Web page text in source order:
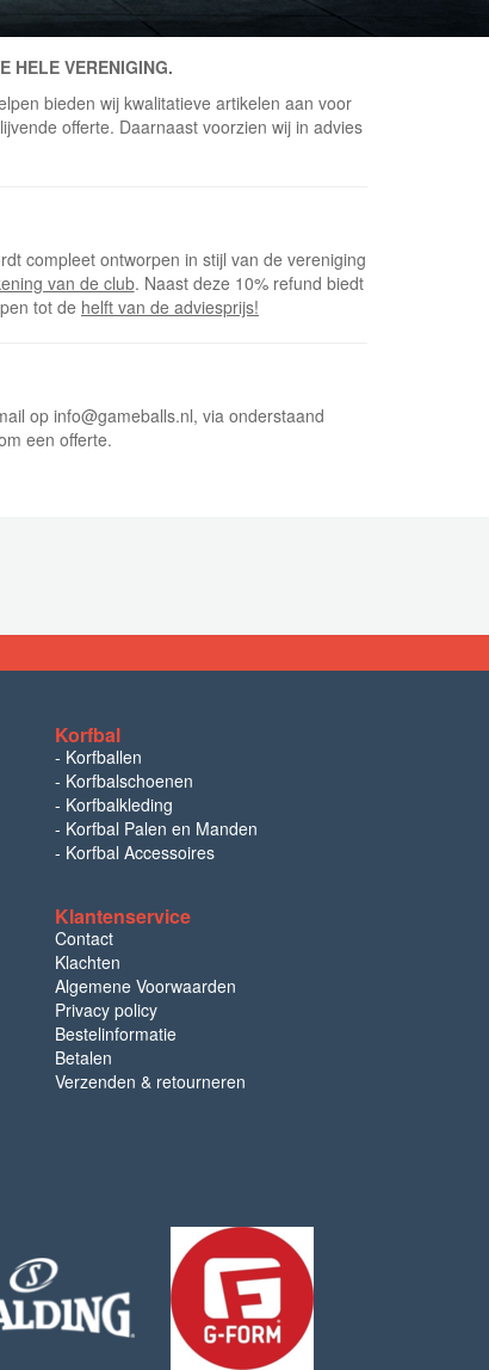
HELE VERENIGING.
bieden wij kwalitatieve artikelen aan voor
offerte. Daarnaast voorzien wij in advies
compleet ontworpen in stijl van de vereniging
van de club. Naast deze 10% refund biedt
tot de helft van de adviesprijs!
op info@gameballs.nl, via onderstaand
een offerte.
Korfbal
- Korfballen
- Korfbalschoenen
- Korfbalkleding
- Korfbal Palen en Manden
- Korfbal Accessoires
Klantenservice
Contact
Klachten
Algemene Voorwaarden
Privacy policy
Bestelinformatie
Betalen
Verzenden & retourneren